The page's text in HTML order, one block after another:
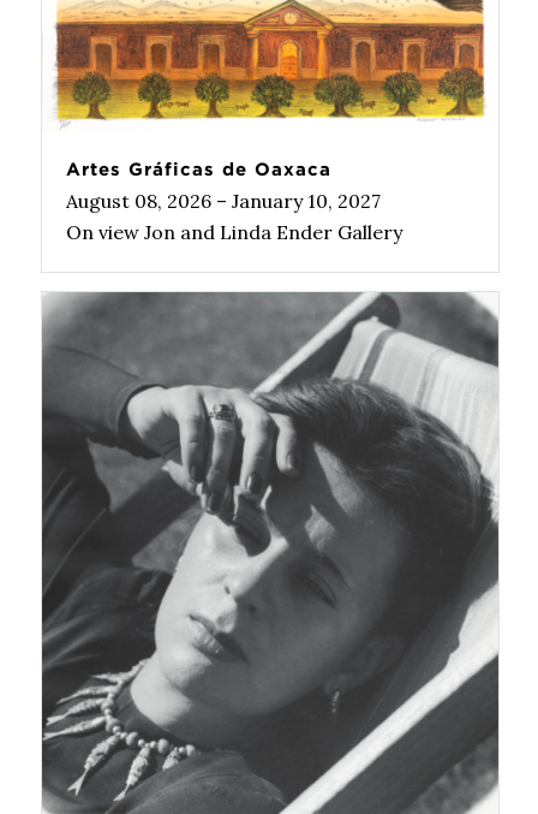
Artes Gráficas de Oaxaca
August 08, 2026 – January 10, 2027
On view Jon and Linda Ender Gallery